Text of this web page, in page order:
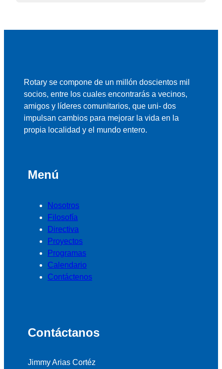
Rotary se compone de un millón doscientos mil
socios, entre los cuales encontrarás a vecinos,
amigos y líderes comunitarios, que uni- dos
impulsan cambios para mejorar la vida en la
propia localidad y el mundo entero.
Menú
Nosotros
Filosofía
Directiva
Proyectos
Programas
Calendario
Contáctenos
Contáctanos
Jimmy Arias Cortéz